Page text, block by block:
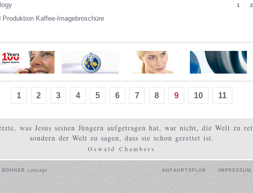
1 2
Produktion Kaffee-Imagebroschüre
1 2 3 4 5 6 7 8 9 10 11
was Jesus seinen Jüngern aufgetragen hat, war nicht, die Welt zu
sondern der Welt zu sagen, dass sie schon gerettet ist.
Oswald Chambers
ANFAHRTSPLAN IMPRESSUM